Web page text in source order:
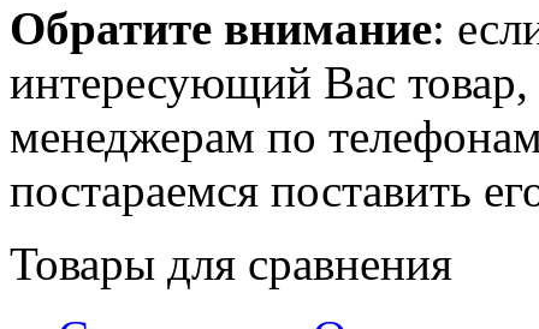
Обратите внимание:
интересующий Вас
менеджерам по
постараемся поставить
Товары для сравнения